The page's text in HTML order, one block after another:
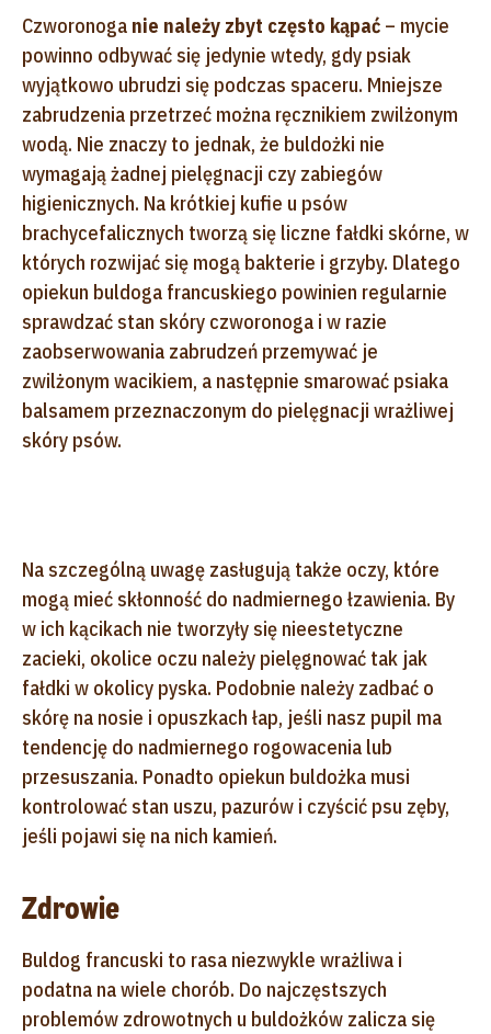
Czworonoga nie należy zbyt często kąpać – mycie
powinno odbywać się jedynie wtedy, gdy psiak
wyjątkowo ubrudzi się podczas spaceru. Mniejsze
zabrudzenia przetrzeć można ręcznikiem zwilżonym
wodą. Nie znaczy to jednak, że buldożki nie
wymagają żadnej pielęgnacji czy zabiegów
higienicznych. Na krótkiej kufie u psów
brachycefalicznych tworzą się liczne fałdki skórne, w
których rozwijać się mogą bakterie i grzyby. Dlatego
opiekun buldoga francuskiego powinien regularnie
sprawdzać stan skóry czworonoga i w razie
zaobserwowania zabrudzeń przemywać je
zwilżonym wacikiem, a następnie smarować psiaka
balsamem przeznaczonym do pielęgnacji wrażliwej
skóry psów.
Na szczególną uwagę zasługują także oczy, które
mogą mieć skłonność do nadmiernego łzawienia. By
w ich kącikach nie tworzyły się nieestetyczne
zacieki, okolice oczu należy pielęgnować tak jak
fałdki w okolicy pyska. Podobnie należy zadbać o
skórę na nosie i opuszkach łap, jeśli nasz pupil ma
tendencję do nadmiernego rogowacenia lub
przesuszania. Ponadto opiekun buldożka musi
kontrolować stan uszu, pazurów i czyścić psu zęby,
jeśli pojawi się na nich kamień.
Zdrowie
Buldog francuski to rasa niezwykle wrażliwa i
podatna na wiele chorób. Do najczęstszych
problemów zdrowotnych u buldożków zalicza się